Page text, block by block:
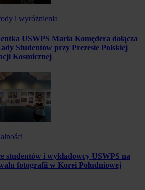
i wyróżnienia
USWPS Maria Komędera dołącza
Studentów przy Prezesie Polskiej
Kosmicznej
studentów i wykładowcy USWPS na
fotografii w Korei Południowej